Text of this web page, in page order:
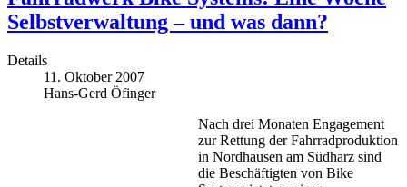
Selbstverwaltung – und was dann?
Details
11. Oktober 2007
Hans-Gerd Öfinger
Nach drei Monaten Engagement
zur Rettung der Fahrradproduktion
in Nordhausen am Südharz sind
die Beschäftigten von Bike